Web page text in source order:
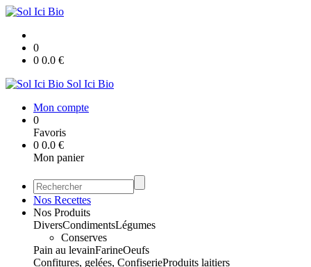
0
0 0.0 €
Sol Ici Bio
Mon compte
0
Favoris
0 0.0 €
Mon panier
Nos Recettes
Nos Produits
DiversCondimentsLégumes
Conserves
Pain au levainFarineOeufs
Confitures, gelées, ConfiserieProduits laitiers